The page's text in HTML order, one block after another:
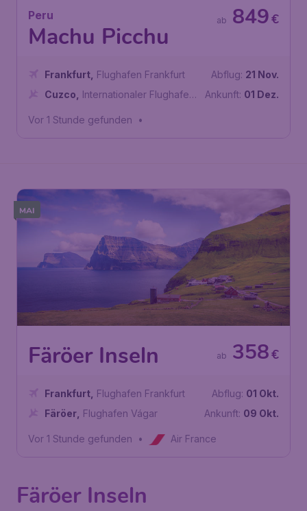
Peru
Machu Picchu
€
849
ab
Frankfurt Flughafen Frankfurt
Cuzco
Internationaler Flughafen
Abflug: 21 Nov.
Ankunft: 01 Dez.
Vor 1 Stunde gefunden •
MAI
Färöer Inseln €
358
ab
Frankfurt Flughafen Frankfurt
Färöer Flughafen Vágar
Abflug: 01 Okt.
Ankunft: 09 Okt.
Vor 1 Stunde gefunden • Air France
Färöer Inseln